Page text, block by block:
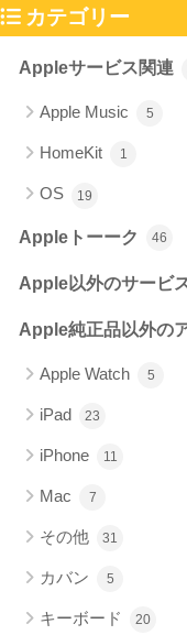
カテゴリー
Appleサービス関連
Apple Music 5
HomeKit 1
OS 19
Appleトーーク 46
Apple以外のサービ
Apple純正品以外の
Apple Watch 5
iPad 23
iPhone 11
Mac 7
その他 31
カバン 5
キーボード 20